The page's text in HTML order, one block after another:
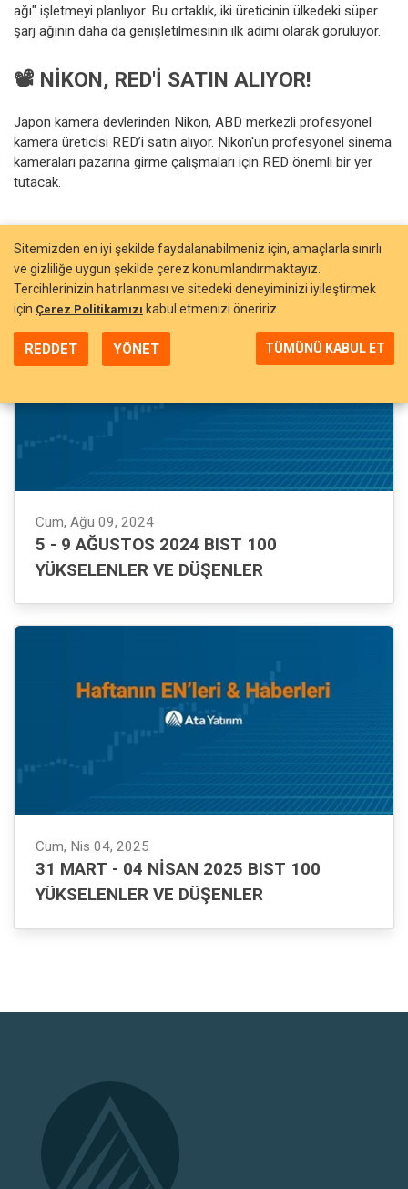
ağı" işletmeyi planlıyor. Bu ortaklık, iki üreticinin ülkedeki süper
şarj ağının daha da genişletilmesinin ilk adımı olarak görülüyor.
📽 NIKON, RED'I SATIN ALIYOR!
Japon kamera devlerinden Nikon, ABD merkezli profesyonel
kamera üreticisi RED’i satın alıyor. Nikon'un profesyonel sinema
kameraları pazarına girme çalışmaları için RED önemli bir yer
tutacak.
İLGILI İÇERIKLER
Cum, Ağu 09, 2024
5 - 9 AĞUSTOS 2024 BIST 100
YÜKSELENLER VE DÜŞENLER
Cum, Nis 04, 2025
31 MART - 04 NISAN 2025 BIST 100
YÜKSELENLER VE DÜŞENLER
Sitemizden en iyi şekilde faydalanabilmeniz için, amaçlarla sınırlı
ve gizliliğe uygun şekilde çerez konumlandırmaktayız.
Tercihlerinizin hatırlanması ve sitedeki deneyiminizi iyileştirmek
için Çerez Politikamızı kabul etmenizi öneririz.
REDDET YÖNET TÜMÜNÜ KABUL ET